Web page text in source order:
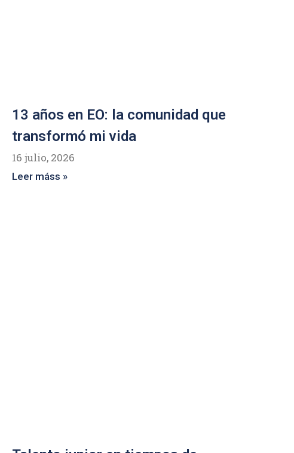
13 años en EO: la comunidad que
transformó mi vida
16 julio, 2026
Leer máss »